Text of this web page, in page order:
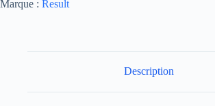
Marque : Result
Description